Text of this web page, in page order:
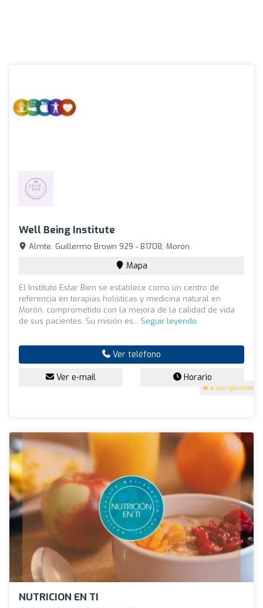
Well Being Institute
5 (88 opiniones)
Almte. Guillermo Brown 929 - B1708, Morón
Mapa
El Instituto Estar Bien se establece como un centro de
referencia en terapias holísticas y medicina natural en
Morón, comprometido con la mejora de la calidad de vida
de sus pacientes. Su misión es... Seguir leyendo
Ver teléfono
Ver e-mail Horario
NUTRICION EN TI